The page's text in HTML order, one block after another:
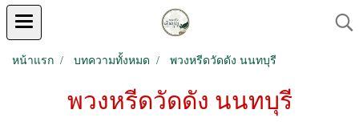
หน้าแรก บทความทั้งหมด พวงหรีดวัดดัง นนทบุรี
พวงหรีดวัดดัง นนทบุรี